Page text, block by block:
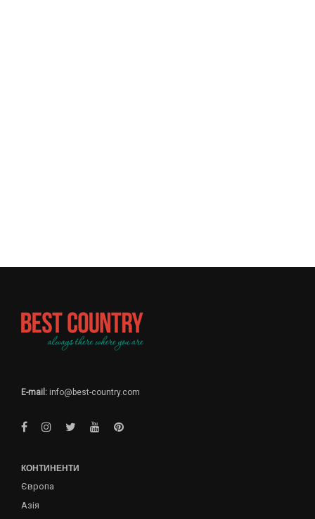
E-mail: info@best-country.com
КОНТИНЕНТИ
Європа
Азія